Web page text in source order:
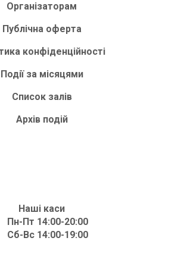
Організаторам
Публічна оферта
конфіденційності
Події за місяцями
Список залів
Архів подій
Наші каси
Пн-Пт 14:00-20:00
Сб-Вс 14:00-19:00